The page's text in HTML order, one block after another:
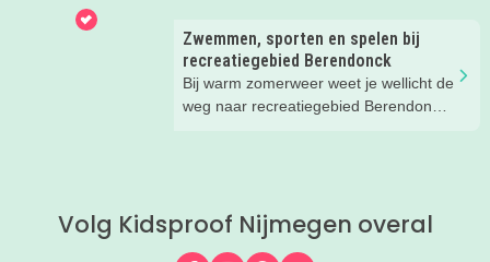
Zwemmen, sporten en spelen bij
recreatiegebied Berendonck
Bij warm zomerweer weet je wellicht de
weg naar recreatiegebied Berendonck
delen onze favoriete tips met je!
Volg Kidsproof Nijmegen overal